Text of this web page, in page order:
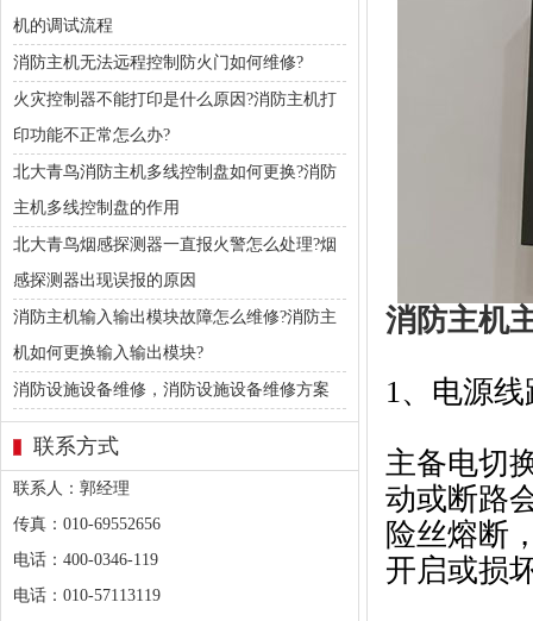
机的调试流程
消防主机无法远程控制防火门如何维修?
火灾控制器不能打印是什么原因?消防主机打
印功能不正常怎么办?
北大青鸟消防主机多线控制盘如何更换?消防
主机多线控制盘的作用
北大青鸟烟感探测器一直报火警怎么处理?烟
感探测器出现误报的原因
消防主机输入输出模块故障怎么维修?消防主
机如何更换输入输出模块?
消防设施设备维修，消防设施设备维修方案
联系方式
联系人：郭经理
传真：010-69552656
电话：400-0346-119
电话：010-57113119
消防主机
1、电源
主备电切
动或断路
险丝熔断
开启或损